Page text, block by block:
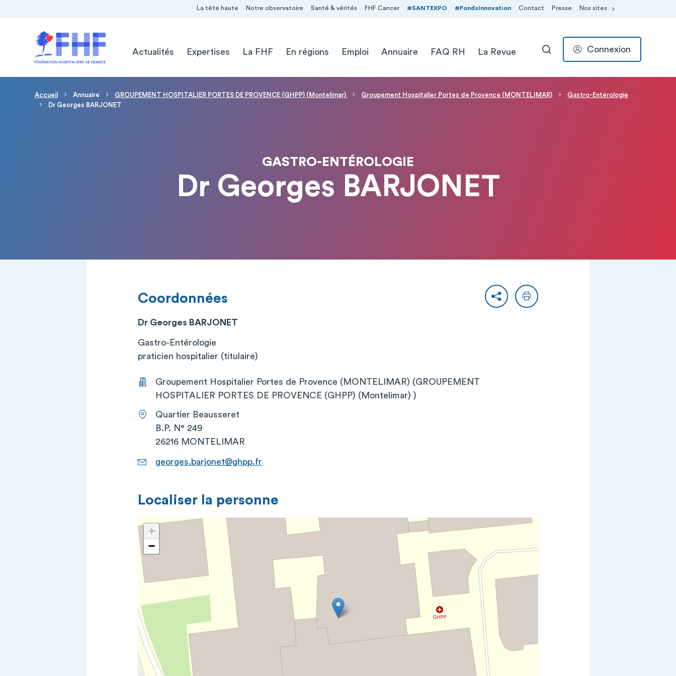
La tête haute Notre observatoire Santé & vérités FHF Cancer #SANTEXPO #FondsInnovation Contact Presse Nos sites
Actualités
Expertises La FHF En régions Emploi Annuaire FAQ RH La Revue RECHERCHER
Connexion
Fil d'Ariane
Accueil Annuaire GROUPEMENT HOSPITALIER PORTES DE PROVENCE (GHPP) (Montelimar) Groupement Hospitalier Portes de Provence (MONTELIMAR)
Gastro-Entérologie
Dr Georges BARJONET
GASTRO-ENTÉROLOGIE
Dr Georges BARJONET
PartagerImprimer
Coordonnées
Dr Georges BARJONET
Gastro-Entérologie
praticien hospitalier (titulaire)
Groupement Hospitalier Portes de Provence (MONTELIMAR) (GROUPEMENT
HOSPITALIER PORTES DE PROVENCE (GHPP) (Montelimar) )
Quartier Beausseret
B.P. N° 249
26216 MONTELIMAR
georges.barjonet@ghpp.fr
Localiser la personne
+
−